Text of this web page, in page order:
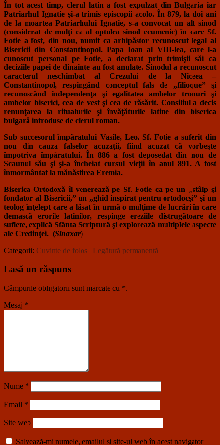
În tot acest timp, clerul latin a fost expulzat din Bulgaria iar
Patriarhul Ignatie şi-a trimis episcopii acolo. În 879, la doi ani
de la moartea Patriarhului Ignatie, s-a convocat un alt sinod
(considerat de mulţi ca al optulea sinod ecumenic) în care Sf.
Fotie a fost, din nou, numit ca arhipăstor recunoscut legal al
Bisericii din Constantinopol. Papa Ioan al VIII-lea, care l-a
cunoscut personal pe Fotie, a declarat prin trimişii săi ca
deciziile papei de dinainte au fost anulate. Sinodul a recunoscut
caracterul neschimbat al Crezului de la Niceea –
Constantinopol, respingând conceptul fals de „filioque” şi
recunoscând independenţa şi egalitatea ambelor tronuri şi
ambelor biserici, cea de vest şi cea de răsărit. Consiliul a decis
renunţarea la ritualurile şi învăţăturile latine din biserica
bulgară introduse de clerul roman.
Sub succesorul împăratului Vasile, Leo, Sf. Fotie a suferit din
nou din cauza falselor acuzaţii, fiind acuzat că vorbeşte
împotriva împăratului. În 886 a fost deposedat din nou de
Scaunul său şi şi-a încheiat cursul vieţii în anul 891. A fost
înmormântat la mănăstirea Eremia.
Biserica Ortodoxă îl venerează pe Sf. Fotie ca pe un „stâlp şi
fondator al Bisericii,” un „ghid inspirat pentru ortodocşi” şi un
teolog înţelept care a lăsat în urmă o mulţime de lucrări în care
demască erorile latinilor, respinge ereziile distrugătoare de
suflete, explică Sfânta Scriptură şi explorează multiplele aspecte
ale Credinţei. (Sinaxar)
Categorii: Cuvinte de folos | Legătură permanentă
Lasă un răspuns
Câmpurile obligatorii sunt marcate cu *.
Mesaj *
Nume *
Email *
Site web
Salvează-mi numele, emailul și site-ul web în acest navigator